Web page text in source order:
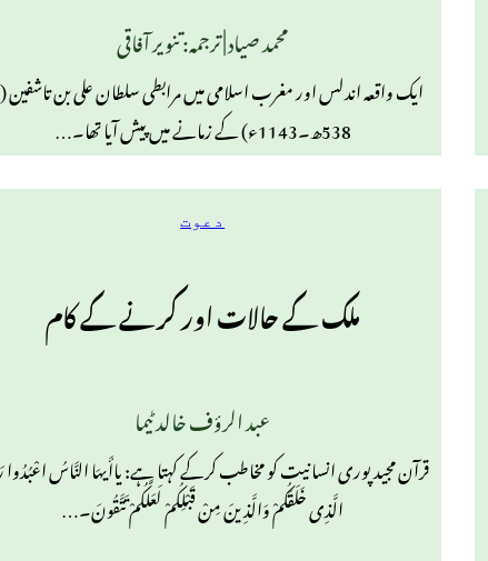
محمد صیاد | ترجمہ: تنویر آفاقی
ایک واقعہ اندلس اور مغرب اسلامی میں مرابطی سلطان علی بن
538ھ۔1143ء) کے زمانے میں پیش آیا تھا۔…
دعوت
ملک کے حالات اور کرنے کے کام
عبد الرؤف خالد ٹیما
قرآن مجید پوری انسانیت کو مخاطب کرکے کہتا ہے: یاأَیهَا النَّاسُ
الَّذِی خَلَقَكُمْ وَالَّذِینَ مِنْ قَبْلِكُمْ لَعَلَّكُمْ تَتَّقُونَ۔…